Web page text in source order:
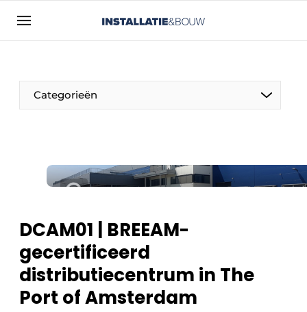
Aanmelden
Bedrijven
Contact
Installatie & Bouw | Platform over
Meest gelezen
Nieuwsbrief
Podcasts
Privacy / Cookie statement
Categorieën
DCAM01 | BREEAM-
gecertificeerd
distributiecentrum in The
Port of Amsterdam